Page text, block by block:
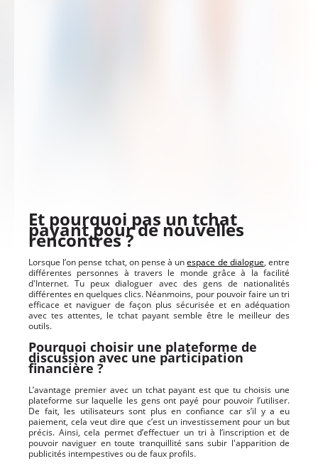
Et pourquoi pas un tchat
payant pour de nouvelles
rencontres ?
Lorsque l’on pense tchat, on pense à unespace de dialogue, entre
différentes personnes à travers le monde grâce à la facilité
d'Internet. Tu peux dialoguer avec des gens de nationalités
différentes en quelques clics. Néanmoins, pour pouvoir faire un tri
efficace et naviguer de façon plus sécurisée et en adéquation
avec tes attentes, le tchat payant semble être le meilleur des
outils.
Pourquoi choisir une plateforme de
discussion avec une participation
financière ?
L’avantage premier avec un tchat payant est que tu choisis une
plateforme sur laquelle les gens ont payé pour pouvoir l’utiliser.
De fait, les utilisateurs sont plus en confiance car s’il y a eu
paiement, cela veut dire que c’est un investissement pour un but
précis. Ainsi, cela permet d’effectuer un tri à l’inscription et de
pouvoir naviguer en toute tranquillité sans subir l'apparition de
publicités intempestives ou de faux profils.